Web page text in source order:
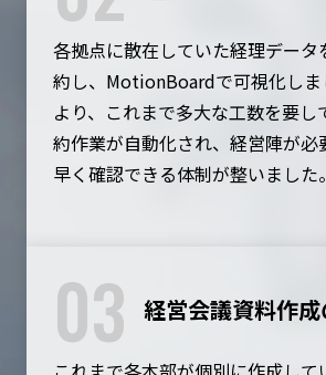
各拠点に散在していた経理データ
約し、MotionBoardで可視化しま
より、これまで多大な工数を要し
約作業が自動化され、経営陣が必
早く確認できる体制が整いました。
03 経営会議資料作